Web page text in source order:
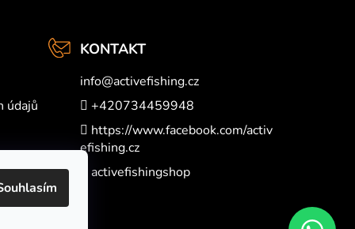
údajů
KONTAKT
info@activefishing.cz
+420734459948
https://www.facebook.com/activ
efishing.cz
activefishingshop